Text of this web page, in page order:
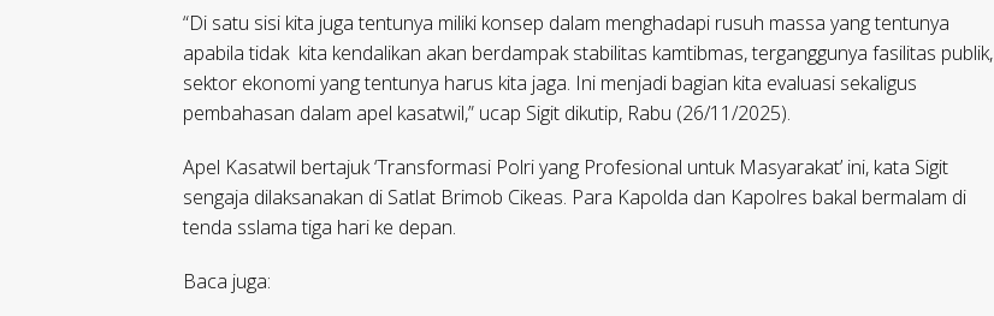
“Di satu sisi kita juga tentunya miliki konsep dalam menghadapi rusuh massa yang tentunya
apabila tidak kita kendalikan akan berdampak stabilitas kamtibmas, terganggunya fasilitas publik,
sektor ekonomi yang tentunya harus kita jaga. Ini menjadi bagian kita evaluasi sekaligus
pembahasan dalam apel kasatwil,” ucap Sigit dikutip, Rabu (26/11/2025).
Apel Kasatwil bertajuk ‘Transformasi Polri yang Profesional untuk Masyarakat’ ini, kata Sigit
sengaja dilaksanakan di Satlat Brimob Cikeas. Para Kapolda dan Kapolres bakal bermalam di
tenda sslama tiga hari ke depan.
Baca juga: